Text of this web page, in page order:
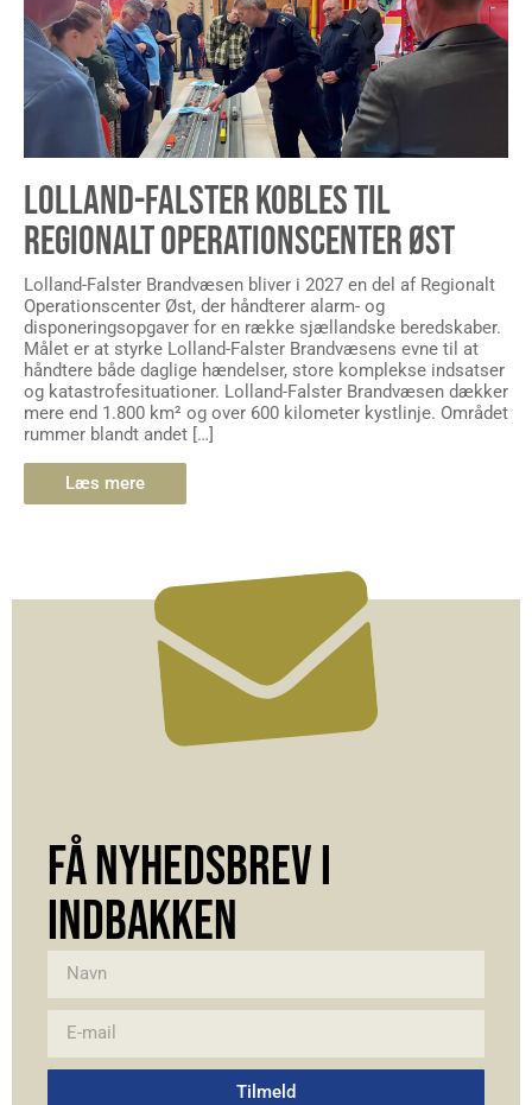
LOLLAND-FALSTER KOBLES TIL
REGIONALT OPERATIONSCENTER ØST
Lolland-Falster Brandvæsen bliver i 2027 en del af Regionalt
Operationscenter Øst, der håndterer alarm- og
disponeringsopgaver for en række sjællandske beredskaber.
Målet er at styrke Lolland-Falster Brandvæsens evne til at
håndtere både daglige hændelser, store komplekse indsatser
og katastrofesituationer. Lolland-Falster Brandvæsen dækker
mere end 1.800 km² og over 600 kilometer kystlinje. Området
rummer blandt andet […]
Læs mere
FÅ NYHEDSBREV I
INDBAKKEN
Tilmeld